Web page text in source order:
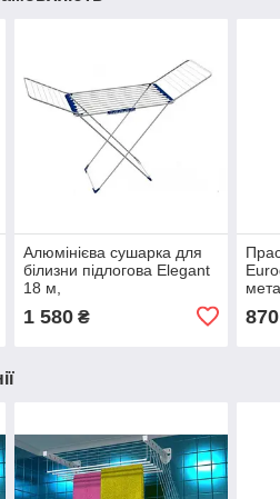
Алюмінієва сушарка для
білизни підлогова Elegant
18 м,
1 580₴ 870